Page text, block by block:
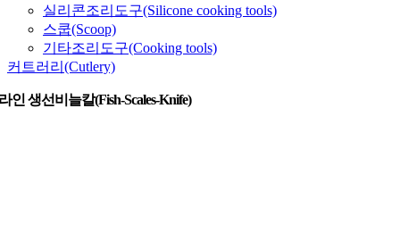
실리콘조리도구(Silicone cooking tools)
스쿱(Scoop)
기타조리도구(Cooking tools)
커트러리(Cutlery)
인 생선비늘칼(fish-Scales-Knife)